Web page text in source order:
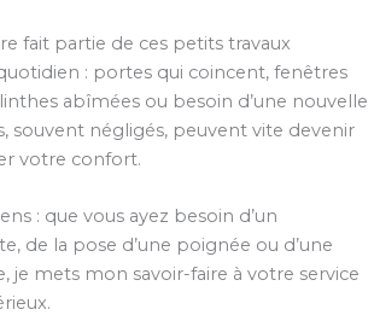
fait partie de ces petits travaux
: portes qui coincent, fenêtres
abîmées ou besoin d’une nouvelle
souvent négligés, peuvent vite devenir
votre confort.
: que vous ayez besoin d’un
de la pose d’une poignée ou d’une
je mets mon savoir-faire à votre service